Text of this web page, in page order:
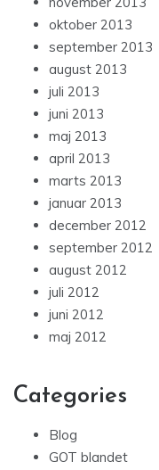
oktober 2013
september 2013
august 2013
juli 2013
juni 2013
maj 2013
april 2013
marts 2013
januar 2013
december 2012
september 2012
august 2012
juli 2012
juni 2012
maj 2012
Categories
Blog
GOT blandet